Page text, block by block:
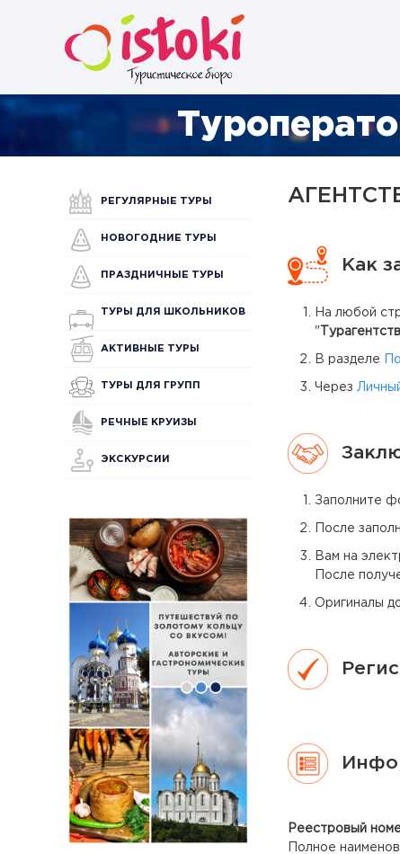
РЕГУЛЯРНЫЕ ТУРЫ
НОВОГОДНИЕ ТУРЫ
ПРАЗДНИЧНЫЕ ТУРЫ
ТУРЫ ДЛЯ ШКОЛЬНИКОВ
АКТИВНЫЕ ТУРЫ
ТУРЫ ДЛЯ ГРУПП
РЕЧНЫЕ КРУИЗЫ
ЭКСКУРСИИ
Как
На любой
"
В разделе
Через
Заполните
После
Вам на
После
Оригиналы
Реестровый
Полное